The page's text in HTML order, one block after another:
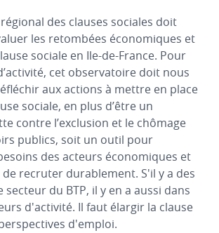
des clauses sociales doit
les retombées économiques et
sociale en Ile-de-France. Pour
cet observatoire doit nous
aux actions à mettre en place
sociale, en plus d’être un
contre l’exclusion et le chômage
publics, soit un outil pour
des acteurs économiques et
recruter durablement. S'il y a des
secteur du BTP, il y en a aussi dans
d'activité. Il faut élargir la clause
d'emploi.